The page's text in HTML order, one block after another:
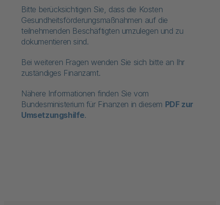
Bitte berücksichtigen Sie, dass die Kosten
Gesundheitsförderungsmaßnahmen auf die
teilnehmenden Beschäftigten umzulegen und zu
dokumentieren sind.
Bei weiteren Fragen wenden Sie sich bitte an Ihr
zuständiges Finanzamt.
Nähere Informationen finden Sie vom
Bundesministerium für Finanzen in diesem PDF zur
Umsetzungshilfe.